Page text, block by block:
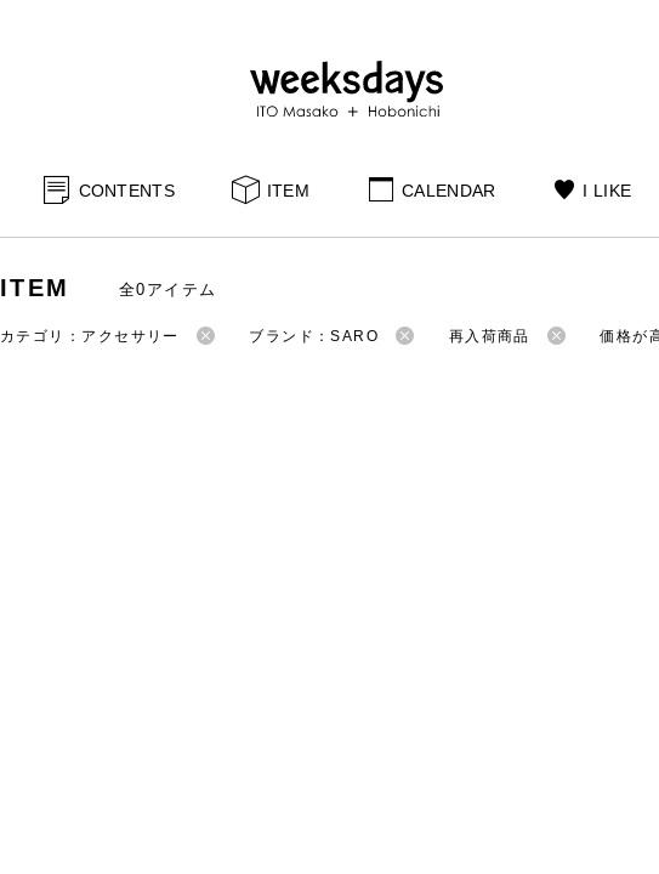
CONTENTS ITEM CALENDAR I LIKE
ITEM 全0アイテム
カテゴリ：アクセサリー ブランド：SARO 再入荷商品 価格が